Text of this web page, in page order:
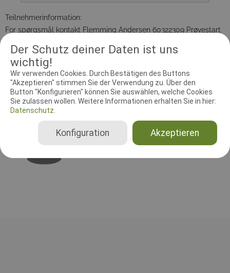
Der Schutz deiner Daten ist uns
wichtig!
Wir verwenden Cookies. Durch Bestätigen des Buttons
"Akzeptieren" stimmen Sie der Verwendung zu. Über den
Button "Konfigurieren" können Sie auswählen, welche Cookies
Sie zulassen wollen. Weitere Informationen erhalten Sie in hier:
Datenschutz.
Akzeptieren
Konfiguration
Teilnehmerinformation:
For spørgsmål kontakt Flemming Andersen 60322309 Prøvestart
RICHTER UND HELFER
Leistungsrichter Schutzdiensthelfer
Leistungsrichter
Ella Laursen
Dänemark